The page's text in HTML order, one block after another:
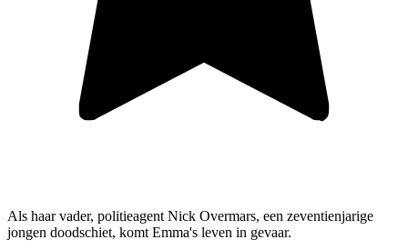
Als haar vader, politieagent Nick Overmars, een zeventienjarige
jongen doodschiet, komt Emma's leven in gevaar.